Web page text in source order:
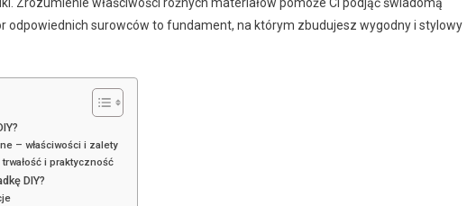
Zrozumienie właściwości różnych materiałów pomoże Ci podjąć świadomą
odpowiednich surowców to fundament, na którym zbudujesz wygodny i stylowy
– właściwości i zalety
i praktyczność
DIY?